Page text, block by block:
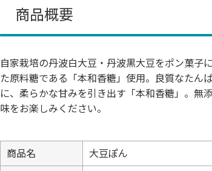
商品概要
自家栽培の丹波白大豆・丹波黒大豆をポン菓子
た原料糖である「本和香糖」使用。良質なたん
に、柔らかな甘みを引き出す「本和香糖」。無
味をお楽しみください。
商品名 大豆ぽん